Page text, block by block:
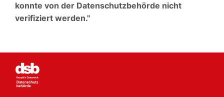
konnte von der Datenschutzbehörde nicht
verifiziert werden."